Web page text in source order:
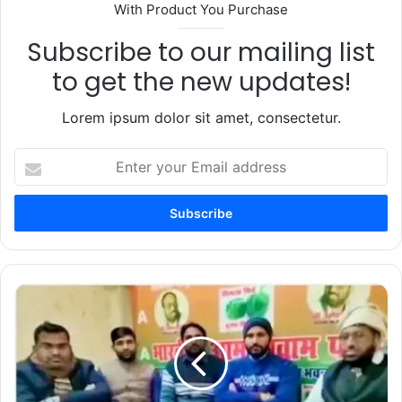
With Product You Purchase
Subscribe to our mailing list
to get the new updates!
Lorem ipsum dolor sit amet, consectetur.
your
Email